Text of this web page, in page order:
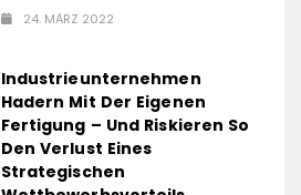
24. MÄRZ 2022
Industrieunternehmen
Hadern Mit Der Eigenen
Fertigung – Und Riskieren So
Den Verlust Eines
Strategischen